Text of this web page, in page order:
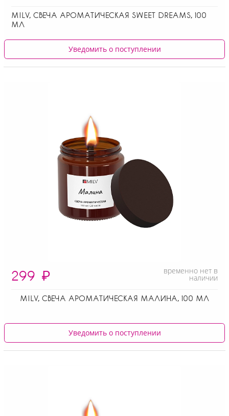
MILV, СВЕЧА АРОМАТИЧЕСКАЯ SWEET DREAMS, 100
МЛ
Уведомить о поступлении
299 ₽ временно нет в
наличии
MILV, СВЕЧА АРОМАТИЧЕСКАЯ МАЛИНА, 100 МЛ
Уведомить о поступлении